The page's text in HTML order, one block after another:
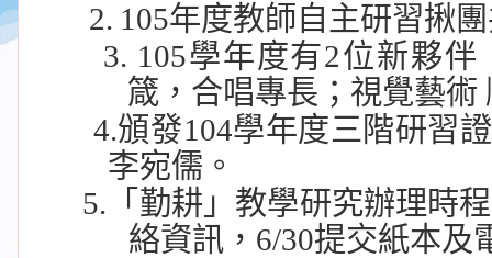
2. 105年度教師自主研習揪
3. 105學年度有2位新夥伴
箴，合唱專長；視覺藝術
4.頒發104學年度三階研習
李宛儒。
5. 「 勤耕」教學研究辦理時程
絡資訊， 6/30提交紙本及